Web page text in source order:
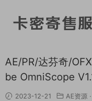
AE/PR/达芬奇/
be OmniScope
2023-12-21 AE资源 ·